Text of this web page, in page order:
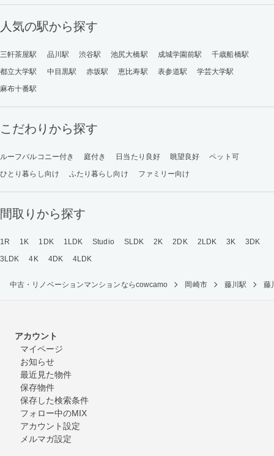
人気の駅から探す
三軒茶屋駅 品川駅 渋谷駅 池尻大橋駅 成城学園前駅
千歳船橋駅
都立大学駅
中目黒駅 赤坂駅 恵比寿駅 表参道駅
学芸大学駅
麻布十番駅
こだわりから探す
ルーフバルコニー付き 庭付き 日当たり良好 眺望良好
ペット可
ひとり暮らし向け
ふたり暮らし向け ファミリー向け
間取りから探す
1R 1K 1DK 1LDK Studio SLDK 2K 2DK 2LDK 3K
3DK
3LDK
4K 4DK 4LDK
中古・リノベーションマンションならcowcamo 岡崎市 藤川駅 藤
アカウント
マイページ
お知らせ
最近見た物件
保存物件
保存した検索条件
フォロー中のMIX
アカウント設定
メルマガ設定